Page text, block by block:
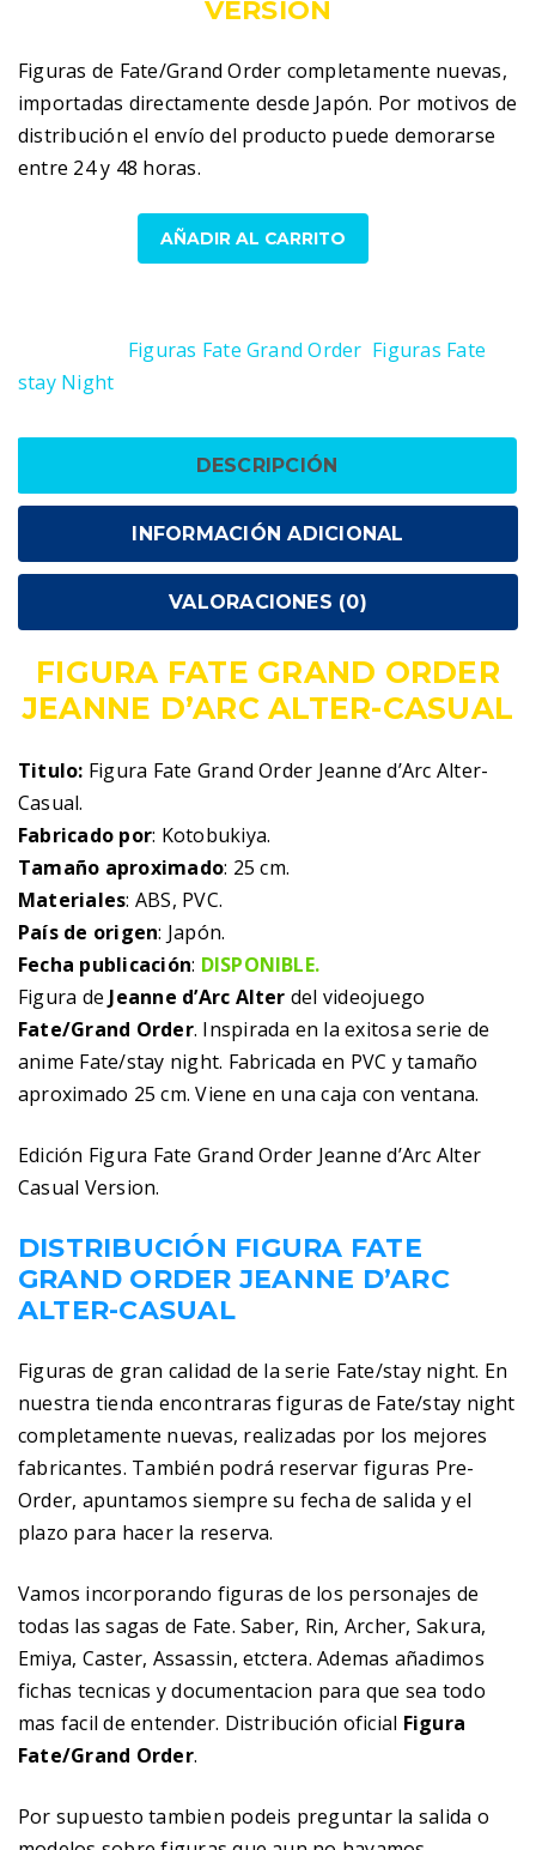
VERSION
Figuras de Fate/Grand Order completamente nuevas,
importadas directamente desde Japón. Por motivos de
distribución el envío del producto puede demorarse
entre 24 y 48 horas.
d'Arc
cantidad
AÑADIR AL CARRITO
Figuras Fate Grand Order Figuras Fate
stay Night
DESCRIPCIÓN
INFORMACIÓN ADICIONAL
VALORACIONES (0)
FIGURA FATE GRAND ORDER
JEANNE D’ARC ALTER-CASUAL
Titulo: Figura Fate Grand Order Jeanne d’Arc Alter-
Casual.
Fabricado por: Kotobukiya.
Tamaño aproximado: 25 cm.
Materiales: ABS, PVC.
País de origen: Japón.
Fecha publicación: DISPONIBLE.
Figura de Jeanne d’Arc Alter del videojuego
Fate/Grand Order. Inspirada en la exitosa serie de
anime Fate/stay night. Fabricada en PVC y tamaño
aproximado 25 cm. Viene en una caja con ventana.
Edición Figura Fate Grand Order Jeanne d’Arc Alter
Casual Version.
DISTRIBUCIÓN FIGURA FATE
GRAND ORDER JEANNE D’ARC
ALTER-CASUAL
Figuras de gran calidad de la serie Fate/stay night. En
nuestra tienda encontraras figuras de Fate/stay night
completamente nuevas, realizadas por los mejores
fabricantes. También podrá reservar figuras Pre-
Order, apuntamos siempre su fecha de salida y el
plazo para hacer la reserva.
Vamos incorporando figuras de los personajes de
todas las sagas de Fate. Saber, Rin, Archer, Sakura,
Emiya, Caster, Assassin, etctera. Ademas añadimos
fichas tecnicas y documentacion para que sea todo
mas facil de entender. Distribución oficial Figura
Fate/Grand Order.
Por supuesto tambien podeis preguntar la salida o